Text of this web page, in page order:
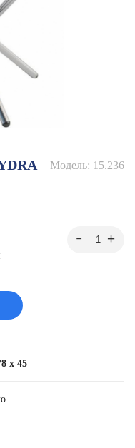
Модель: 15.236
x 45